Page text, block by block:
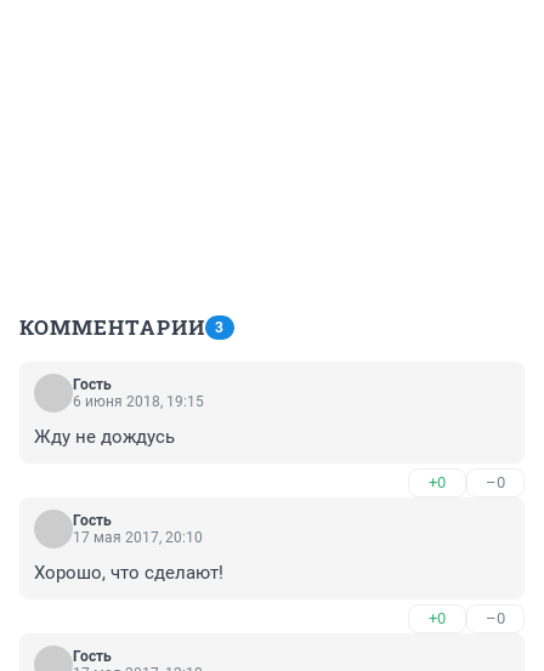
КОММЕНТАРИИ 3
Гость
6 июня 2018, 19:15
Жду не дождусь
+0 –0
Гость
17 мая 2017, 20:10
Хорошо, что сделают!
+0 –0
Гость